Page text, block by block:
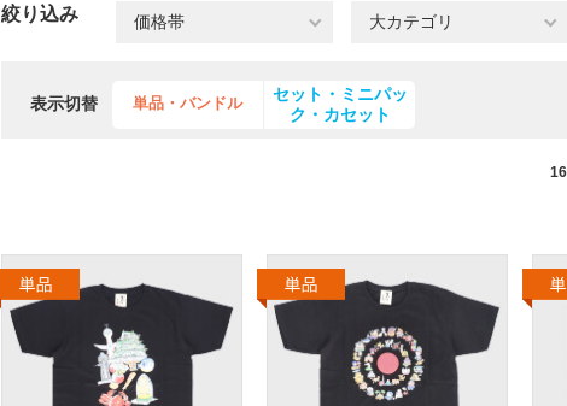
絞り込み 価格帯 大カテゴリ
表示切替 単品・バンドル
セット・ミニパッ
ク・カセット